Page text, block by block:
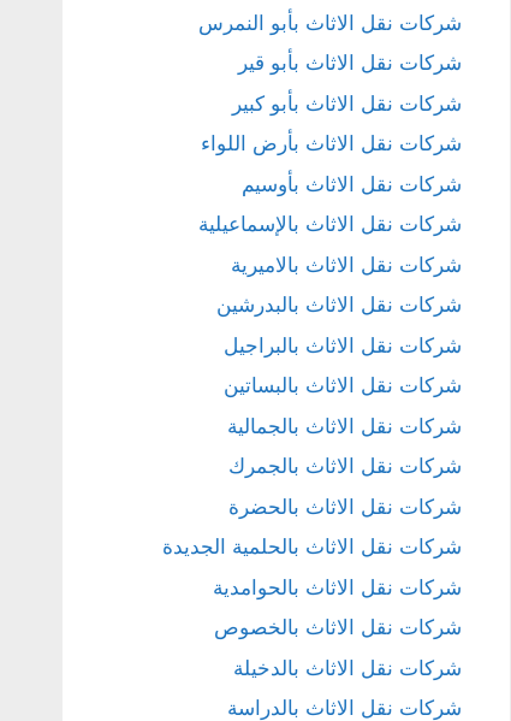
شركات نقل الاثاث بأبو النمرس
شركات نقل الاثاث بأبو قير
شركات نقل الاثاث بأبو كبير
شركات نقل الاثاث بأرض اللواء
شركات نقل الاثاث بأوسيم
شركات نقل الاثاث بالإسماعيلية
شركات نقل الاثاث بالاميرية
شركات نقل الاثاث بالبدرشين
شركات نقل الاثاث بالبراجيل
شركات نقل الاثاث بالبساتين
شركات نقل الاثاث بالجمالية
شركات نقل الاثاث بالجمرك
شركات نقل الاثاث بالحضرة
شركات نقل الاثاث بالحلمية الجديدة
شركات نقل الاثاث بالحوامدية
شركات نقل الاثاث بالخصوص
شركات نقل الاثاث بالدخيلة
شركات نقل الاثاث بالدراسة